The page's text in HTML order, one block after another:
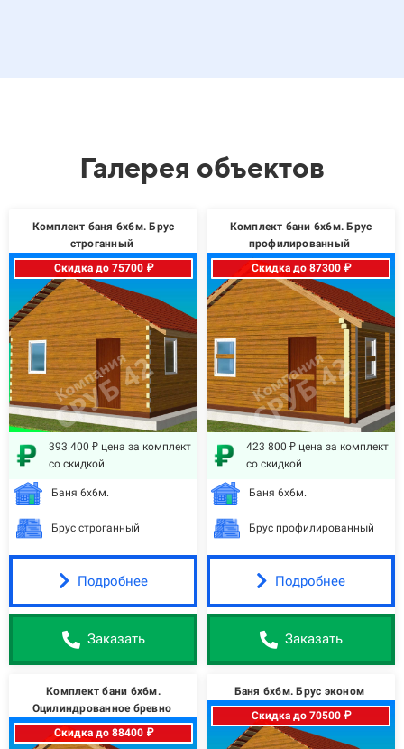
Галерея объектов
Комплект баня 6х6м. Брус
строганный
Скидка до 75700 ₽
393 400 ₽ цена за комплект
со скидкой
Баня 6х6м.
Брус строганный
Подробнее
Заказать
Комплект бани 6х6м. Брус
профилированный
Скидка до 87300 ₽
423 800 ₽ цена за комплект
со скидкой
Баня 6х6м.
Брус профилированный
Подробнее
Заказать
Комплект бани 6х6м.
Оцилиндрованное бревно
Скидка до 88400 ₽
Баня 6х6м. Брус эконом
Скидка до 70500 ₽